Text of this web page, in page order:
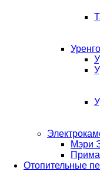
Мэри
Отопительные